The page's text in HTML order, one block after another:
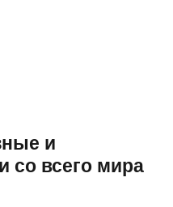
и
со всего мира